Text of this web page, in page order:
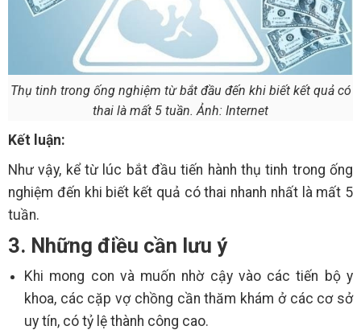
Thụ tinh trong ống nghiệm từ bắt đầu đến khi biết kết quả có
thai là mất 5 tuần. Ảnh: Internet
Kết luận:
Như vậy, kể từ lúc bắt đầu tiến hành thụ tinh trong ống
nghiệm đến khi biết kết quả có thai nhanh nhất là mất 5
tuần.
3. Những điều cần lưu ý
Khi mong con và muốn nhờ cậy vào các tiến bộ y
khoa, các cặp vợ chồng cần thăm khám ở các cơ sở
uy tín, có tỷ lệ thành công cao.